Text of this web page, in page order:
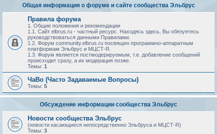
Общая информация о форуме и сайте сообщества Эльбрус
Правила форума
1. Общие положения и рекомендации
1.1. Сайт elbrus.ru - частный ресурс. Находясь здесь, Вы обязуетесь
руководствоваться данными Правилами.
1.2. Форум community.elbrus.ru посвящен программно-аппаратным
платформам Эльбрус и МЦСТ-R.
1.3. Форум является постмодерируемым, т.е. добавление сообщений
происходит сразу, а их модерация позже.
Темы: 1
ЧаВо (Часто Задаваемые Вопросы)
Темы: 5
Обсуждение информации сообщества Эльбрус
Новости сообщества Эльбрус
(новости касающиеся непосредственно Эльбруса и МЦСТ-R)
Темы: 3